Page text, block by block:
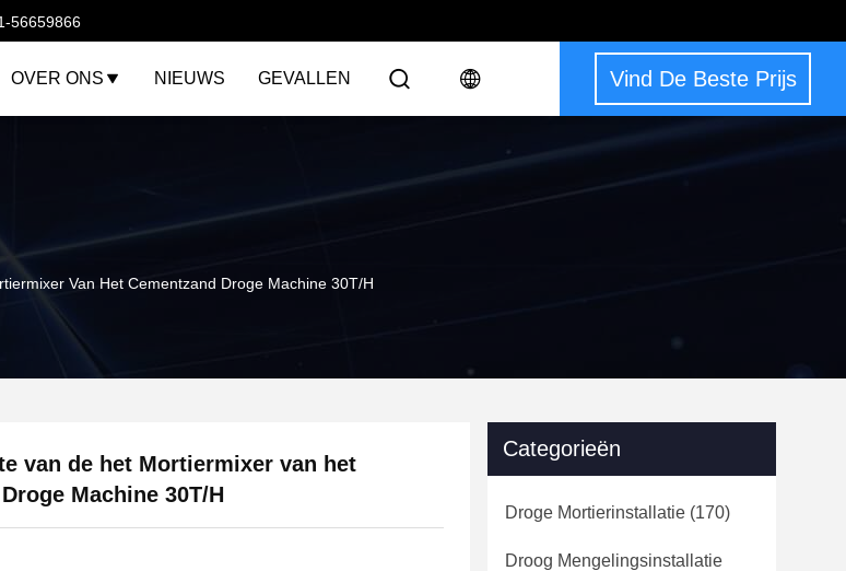
56659866
OVER ONS NIEUWS GEVALLEN Vind De Beste Prijs
Van Het Cementzand Droge Machine 30T/H
van de het Mortiermixer van het
Machine 30T/H
Categorieën
Droge Mortierinstallatie (170)
Droog Mengelingsinstallatie